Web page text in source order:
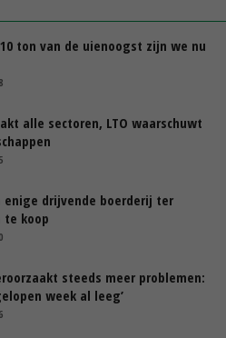
ton van de uienoogst zijn we nu
alle sectoren, LTO waarschuwt
enige drijvende boerderij ter
te koop
steeds meer problemen:
week al leeg’